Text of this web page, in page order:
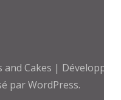
and Cakes | Développé
parWordPress.